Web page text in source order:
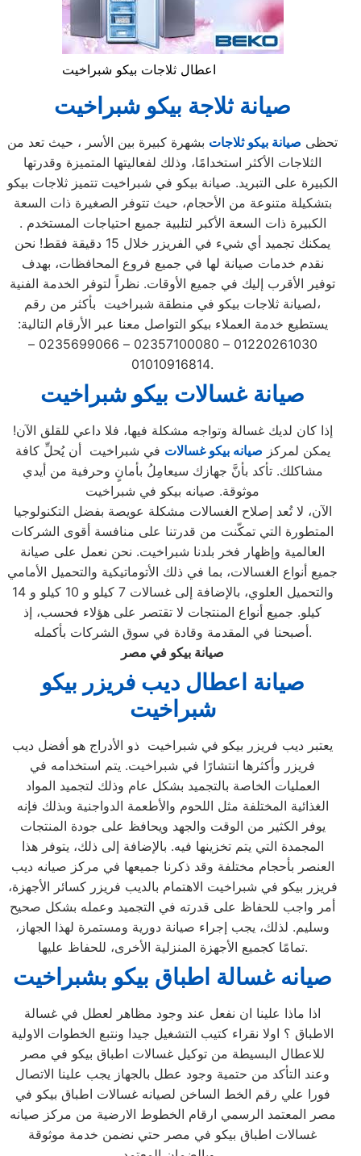
اعطال ثلاجات بيكو شبراخيت
صيانة ثلاجة بيكو شبراخيت
تحظى صيانة بيكو ثلاجات بشهرة كبيرة بين الأسر ، حيث تعد من
الثلاجات الأكثر استخدامًا، وذلك لفعاليتها المتميزة وقدرتها
الكبيرة على التبريد. صيانة بيكو في شبراخيت تتميز ثلاجات بيكو
بتشكيلة متنوعة من الأحجام، حيث تتوفر الصغيرة ذات السعة
الكبيرة ذات السعة الأكبر لتلبية جميع احتياجات المستخدم .
يمكنك تجميد أي شيء في الفريزر خلال 15 دقيقة فقط! نحن
نقدم خدمات صيانة لها في جميع فروع المحافظات، بهدف
توفير الأقرب إليك في جميع الأوقات. نظراً لتوفر الخدمة الفنية
لصيانة ثلاجات بيكو في منطقة شبراخيت بأكثر من رقم،
يستطيع خدمة العملاء بيكو التواصل معنا عبر الأرقام التالية:
01220261030 – 02357100080 – 0235699066 –
01010916814.
صيانة غسالات بيكو شبراخيت
إذا كان لديك غسالة وتواجه مشكلة فيها، فلا داعي للقلق الآن!
يمكن لمركز صيانه بيكو غسالات في شبراخيت أن يُحلِّ كافة
مشاكلك. تأكد بأنَّ جهازك سيعامِلُ بأمانٍ وحرفية من أيدي
موثوقة. صيانه بيكو في شبراخيت
الآن، لا تُعد إصلاح الغسالات مشكلة عويصة بفضل التكنولوجيا
المتطورة التي تمكّنت من قدرتنا على منافسة أقوى الشركات
العالمية وإظهار فخر بلدنا شبراخيت. نحن نعمل على صيانة
جميع أنواع الغسالات، بما في ذلك الأتوماتيكية والتحميل الأمامي
والتحميل العلوي، بالإضافة إلى غسالات 7 كيلو و 10 كيلو و 14
كيلو. جميع أنواع المنتجات لا تقتصر على هؤلاء فحسب، إذ
أصبحنا في المقدمة وقادة في سوق الشركات بأكمله.
صيانة بيكو في مصر
صيانة اعطال ديب فريزر بيكو
شبراخيت
يعتبر ديب فريزر بيكو في شبراخيت ذو الأدراج هو أفضل ديب
فريزر وأكثرها انتشارًا في شبراخيت. يتم استخدامه في
العمليات الخاصة بالتجميد بشكل عام وذلك لتجميد المواد
الغذائية المختلفة مثل اللحوم والأطعمة الدواجنية وبذلك فإنه
يوفر الكثير من الوقت والجهد ويحافظ على جودة المنتجات
المجمدة التي يتم تخزينها فيه. بالإضافة إلى ذلك، يتوفر هذا
العنصر بأحجام مختلفة وقد ذكرنا جميعها في مركز صيانه ديب
فريزر بيكو في شبراخيت الاهتمام بالديب فريزر كسائر الأجهزة،
أمر واجب للحفاظ على قدرته في التجميد وعمله بشكل صحيح
وسليم. لذلك، يجب إجراء صيانة دورية ومستمرة لهذا الجهاز،
تمامًا كجميع الأجهزة المنزلية الأخرى، للحفاظ عليها.
صيانه غسالة اطباق بيكو بشبراخيت
اذا ماذا علينا ان نفعل عند وجود مظاهر لعطل في غسالة
الاطباق ؟ اولا نقراء كتيب التشغيل جيدا ونتبع الخطوات الاولية
للاعطال البسيطة من توكيل غسالات اطباق بيكو في مصر
وعند التأكد من حتمية وجود عطل بالجهاز يجب علينا الاتصال
فورا علي رقم الخط الساخن لصيانه غسالات اطباق بيكو في
مصر المعتمد الرسمي ارقام الخطوط الارضية من مركز صيانه
غسالات اطباق بيكو في مصر حتي نضمن خدمة موثوقة